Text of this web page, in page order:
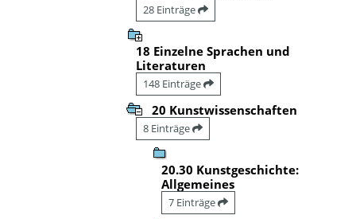
28 Einträge
18 Einzelne Sprachen und
Literaturen
148 Einträge
20 Kunstwissenschaften
8 Einträge
20.30 Kunstgeschichte:
Allgemeines
7 Einträge